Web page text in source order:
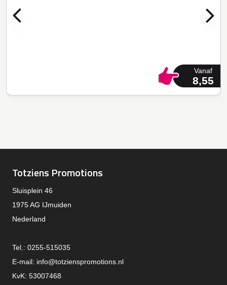
Vanaf
8,55
Totziens Promotions
Sluisplein 46
1975 AG IJmuiden
Nederland
Tel.: 0255-515035
E-mail: info@totzienspromotions.nl
KvK: 53007468